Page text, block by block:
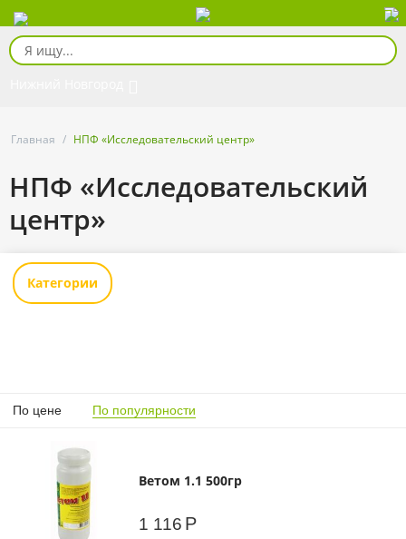
Главная / НПФ «Исследовательский центр»
НПФ «Исследовательский
центр»
Категории
По цене По популярности
Ветом 1.1 500гр
1 116 Р